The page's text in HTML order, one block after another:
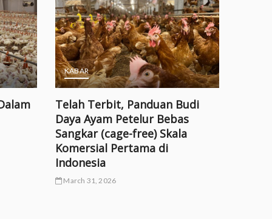
KABAR
Telah Terbit, Panduan Budi
Daya Ayam Petelur Bebas
Sangkar (cage-free) Skala
Komersial Pertama di
Indonesia
March 31, 2026